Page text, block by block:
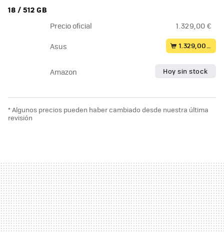
18 / 512 GB
Precio oficial 1.329,00 €
Asus 1.329,00 €
Amazon Hoy sin stock
* Algunos precios pueden haber cambiado desde nuestra última
revisión